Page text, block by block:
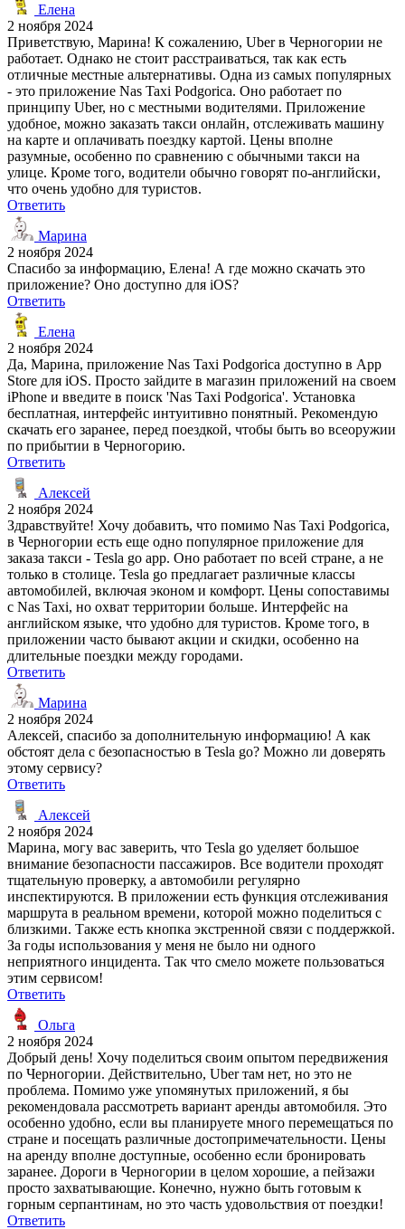
Елена
2 ноября 2024
Приветствую, Марина! К сожалению, Uber в Черногории не
работает. Однако не стоит расстраиваться, так как есть
отличные местные альтернативы. Одна из самых популярных
- это приложение Nas Taxi Podgorica. Оно работает по
принципу Uber, но с местными водителями. Приложение
удобное, можно заказать такси онлайн, отслеживать машину
на карте и оплачивать поездку картой. Цены вполне
разумные, особенно по сравнению с обычными такси на
улице. Кроме того, водители обычно говорят по-английски,
что очень удобно для туристов.
Ответить
Марина
2 ноября 2024
Спасибо за информацию, Елена! А где можно скачать это
приложение? Оно доступно для iOS?
Ответить
Елена
2 ноября 2024
Да, Марина, приложение Nas Taxi Podgorica доступно в App
Store для iOS. Просто зайдите в магазин приложений на своем
iPhone и введите в поиск 'Nas Taxi Podgorica'. Установка
бесплатная, интерфейс интуитивно понятный. Рекомендую
скачать его заранее, перед поездкой, чтобы быть во всеоружии
по прибытии в Черногорию.
Ответить
Алексей
2 ноября 2024
Здравствуйте! Хочу добавить, что помимо Nas Taxi Podgorica,
в Черногории есть еще одно популярное приложение для
заказа такси - Tesla go app. Оно работает по всей стране, а не
только в столице. Tesla go предлагает различные классы
автомобилей, включая эконом и комфорт. Цены сопоставимы
с Nas Taxi, но охват территории больше. Интерфейс на
английском языке, что удобно для туристов. Кроме того, в
приложении часто бывают акции и скидки, особенно на
длительные поездки между городами.
Ответить
Марина
2 ноября 2024
Алексей, спасибо за дополнительную информацию! А как
обстоят дела с безопасностью в Tesla go? Можно ли доверять
этому сервису?
Ответить
Алексей
2 ноября 2024
Марина, могу вас заверить, что Tesla go уделяет большое
внимание безопасности пассажиров. Все водители проходят
тщательную проверку, а автомобили регулярно
инспектируются. В приложении есть функция отслеживания
маршрута в реальном времени, которой можно поделиться с
близкими. Также есть кнопка экстренной связи с поддержкой.
За годы использования у меня не было ни одного
неприятного инцидента. Так что смело можете пользоваться
этим сервисом!
Ответить
Ольга
2 ноября 2024
Добрый день! Хочу поделиться своим опытом передвижения
по Черногории. Действительно, Uber там нет, но это не
проблема. Помимо уже упомянутых приложений, я бы
рекомендовала рассмотреть вариант аренды автомобиля. Это
особенно удобно, если вы планируете много перемещаться по
стране и посещать различные достопримечательности. Цены
на аренду вполне доступные, особенно если бронировать
заранее. Дороги в Черногории в целом хорошие, а пейзажи
просто захватывающие. Конечно, нужно быть готовым к
горным серпантинам, но это часть удовольствия от поездки!
Ответить